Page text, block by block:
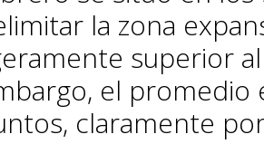
la zona
superior
el promedio
claramente